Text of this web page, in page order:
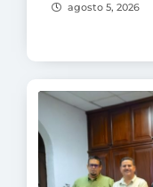
agosto 5, 2026